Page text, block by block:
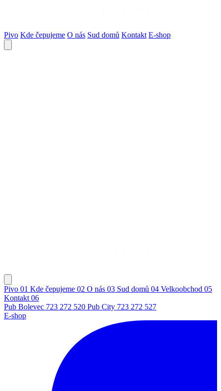
Pivo Kde čepujeme O nás Sud domů Kontakt E-shop
Pivo 01 Kde čepujeme 02 O nás 03 Sud domů 04 Velkoobchod 05
Kontakt 06
Pub Bolevec 723 272 520 Pub City 723 272 527
E-shop